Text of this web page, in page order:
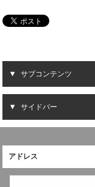
サブコンテンツ
サイドバー
アドレス